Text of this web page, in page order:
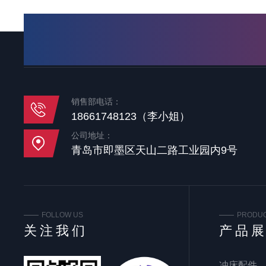
销售部电话：
18661748123（李小姐）
公司地址：
青岛市即墨区天山二路工业园内9号
FOLLOW US
关注我们 产品